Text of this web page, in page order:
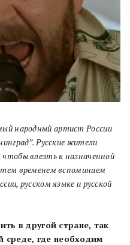
народный артист России
Русские жители
влезть к назначенной
временем вспоминаем
русском языке и русской
в другой стране, так
среде, где необходим